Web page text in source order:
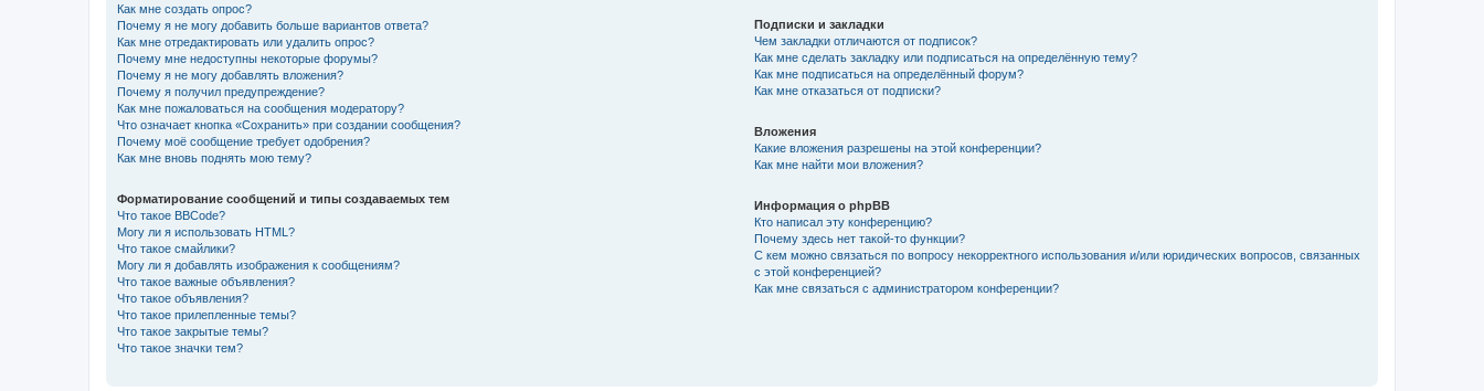
Как мне создать опрос?
Почему я не могу добавить больше вариантов ответа?
Как мне отредактировать или удалить опрос?
Почему мне недоступны некоторые форумы?
Почему я не могу добавлять вложения?
Почему я получил предупреждение?
Как мне пожаловаться на сообщения модератору?
Что означает кнопка «Сохранить» при создании сообщения?
Почему моё сообщение требует одобрения?
Как мне вновь поднять мою тему?
Форматирование сообщений и типы создаваемых тем
Что такое BBCode?
Могу ли я использовать HTML?
Что такое смайлики?
Могу ли я добавлять изображения к сообщениям?
Что такое важные объявления?
Что такое объявления?
Что такое прилепленные темы?
Что такое закрытые темы?
Что такое значки тем?
Подписки и закладки
Чем закладки отличаются от подписок?
Как мне сделать закладку или подписаться на определённую тему?
Как мне подписаться на определённый форум?
Как мне отказаться от подписки?
Вложения
Какие вложения разрешены на этой конференции?
Как мне найти мои вложения?
Информация о phpBB
Кто написал эту конференцию?
Почему здесь нет такой-то функции?
С кем можно связаться по вопросу некорректного использования и/или юридических вопросов, связанных
с этой конференцией?
Как мне связаться с администратором конференции?